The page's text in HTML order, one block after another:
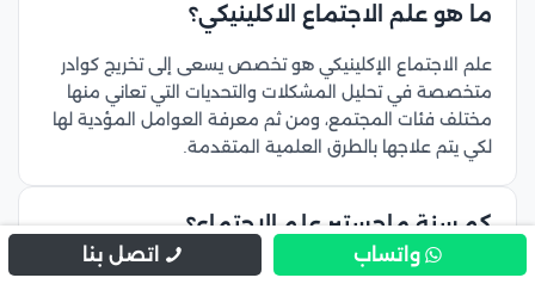
ما هو علم الاجتماع الاكلينيكي؟
علم الاجتماع الإكلينيكي هو تخصص يسعى إلى تخريج كوادر
متخصصة في تحليل المشكلات والتحديات التي تعاني منها
مختلف فئات المجتمع، ومن ثم معرفة العوامل المؤدية لها
لكي يتم علاجها بالطرق العلمية المتقدمة.
كم سنة ماجستير علم الاجتماع؟
مدة الدراسة في برنامج ماجستير علم اجتماع اكلينيكي لا تقل
واتساب اتصل بنا